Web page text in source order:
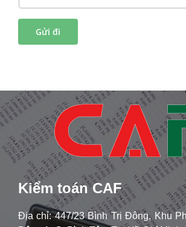
Kiểm toán CAF
Địa chỉ: 447/23 Bình Trị Đông, Khu